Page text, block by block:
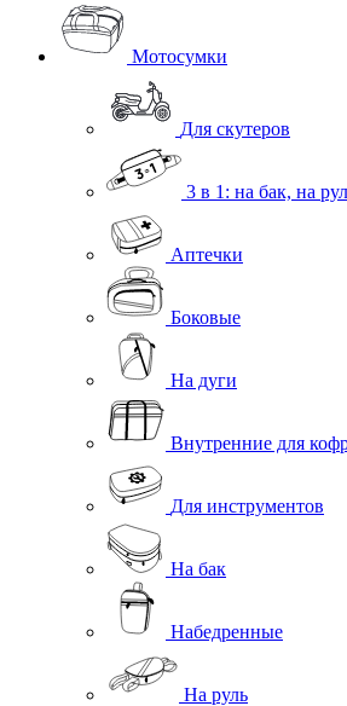
Мотосумки
Для скутеров
3 в 1: на бак, на
Аптечки
Боковые
На дуги
Внутренние для
Для инструментов
На бак
Набедренные
На руль